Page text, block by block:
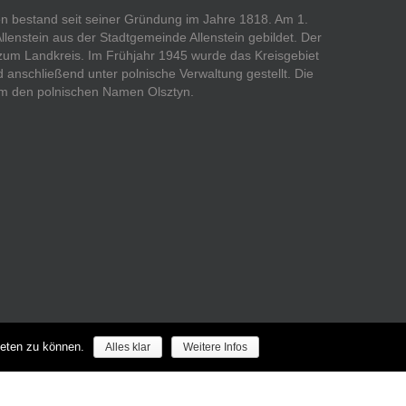
bestand seit seiner Gründung im Jahre 1818. Am 1.
aus der Stadtgemeinde Allenstein gebildet. Der
Landkreis. Im Frühjahr 1945 wurde das Kreisgebiet
unter polnische Verwaltung gestellt. Die
den polnischen Namen Olsztyn.
zu können. Alles klar Weitere Infos